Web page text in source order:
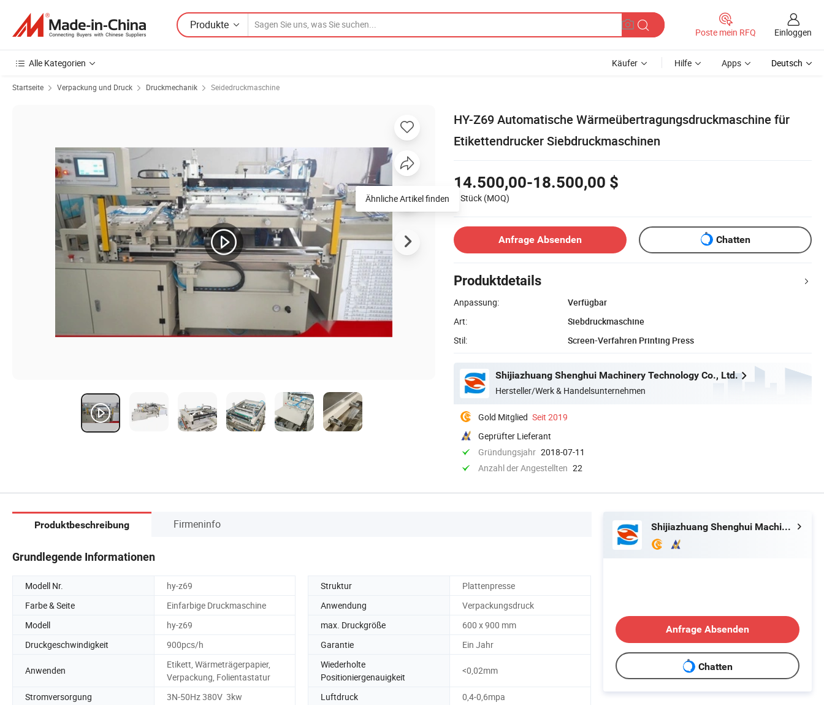
Produkte
Poste mein RFQ Einloggen
Alle Kategorien Käufer Hilfe Apps Deutsch
Startseite Verpackung und Druck Druckmechanik Seidedruckmaschine
HY-Z69 Automatische Wärmeübertragungsdruckmaschine für
Etikettendrucker Siebdruckmaschinen
14.500,00-18.500,00 $
1 Stück (MOQ)
Anfrage Absenden Chatten
Produktdetails
Anpassung:
Verfügbar
Art:
Siebdruckmaschine
Stil:
Screen-Verfahren Printing Press
Shijiazhuang Shenghui Machinery Technology Co., Ltd.
Hersteller/Werk & Handelsunternehmen
Gold Mitglied Seit 2019
Geprüfter Lieferant
Gründungsjahr 2018-07-11
Anzahl der Angestellten 22
Ähnliche Artikel finden
Produktbeschreibung Firmeninfo
Grundlegende Informationen
Modell Nr. hy-z69 Struktur
Plattenpresse
Farbe & Seite
Einfarbige Druckmaschine Anwendung
Verpackungsdruck
Modell
hy-z69 max. Druckgröße
600 x 900 mm
Druckgeschwindigkeit
900pcs/h Garantie Ein Jahr
Anwenden
Etikett, Wärmeträgerpapier,
Verpackung, Folientastatur
Wiederholte
Positioniergenauigkeit
<0,02mm
Stromversorgung 3N-50Hz 380V 3kw Luftdruck 0,4-0,6mpa
Shijiazhuang Shenghui Machinery Technology Co., Ltd.
Anfrage Absenden
Chatten